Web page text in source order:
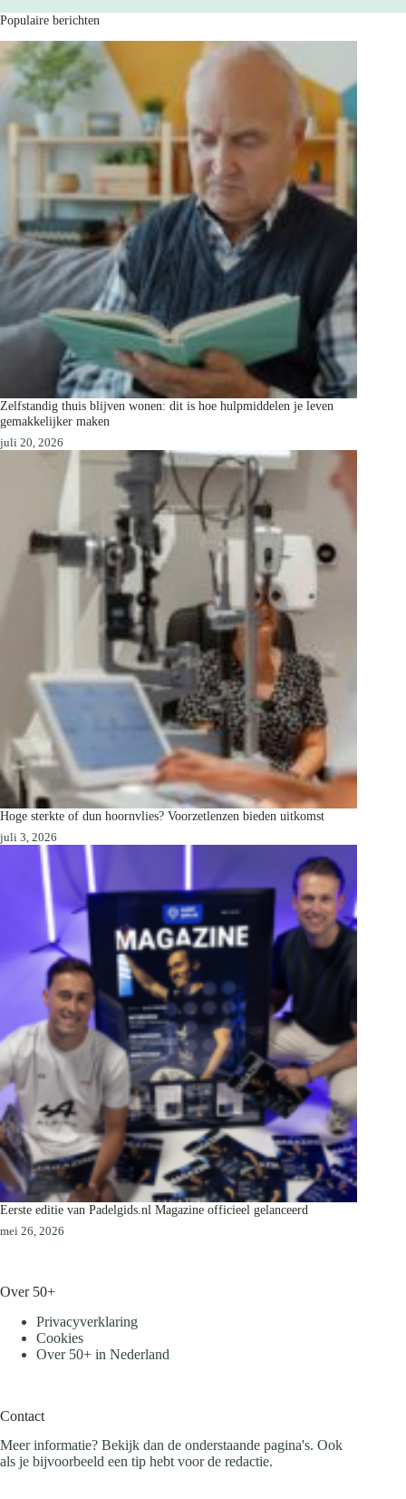
Populaire berichten
Zelfstandig thuis blijven wonen: dit is hoe hulpmiddelen je leven
gemakkelijker maken
juli 20, 2026
Hoge sterkte of dun hoornvlies? Voorzetlenzen bieden uitkomst
juli 3, 2026
Eerste editie van Padelgids.nl Magazine officieel gelanceerd
mei 26, 2026
Over 50+
Privacyverklaring
Cookies
Over 50+ in Nederland
Contact
Meer informatie? Bekijk dan de onderstaande pagina's. Ook
als je bijvoorbeeld een tip hebt voor de redactie.